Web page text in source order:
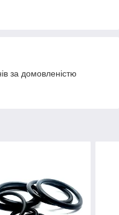
за домовленістю